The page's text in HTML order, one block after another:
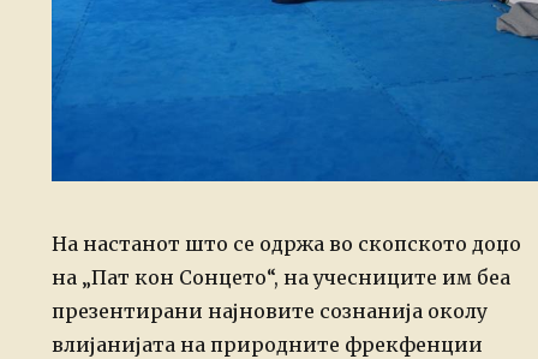
На настанот што се одржа во скопското доџо
на „Пат кон Сонцето“, на учесниците им беа
презентирани најновите сознанија околу
влијанијата на природните фрекфенции